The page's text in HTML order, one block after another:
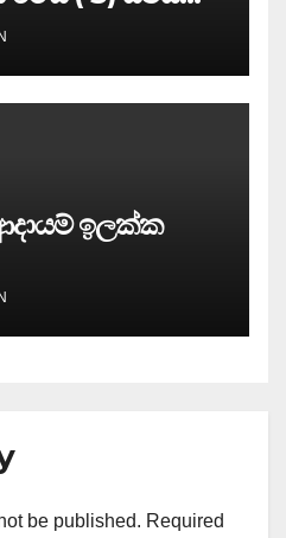
ඉලක්ක
be published. Required